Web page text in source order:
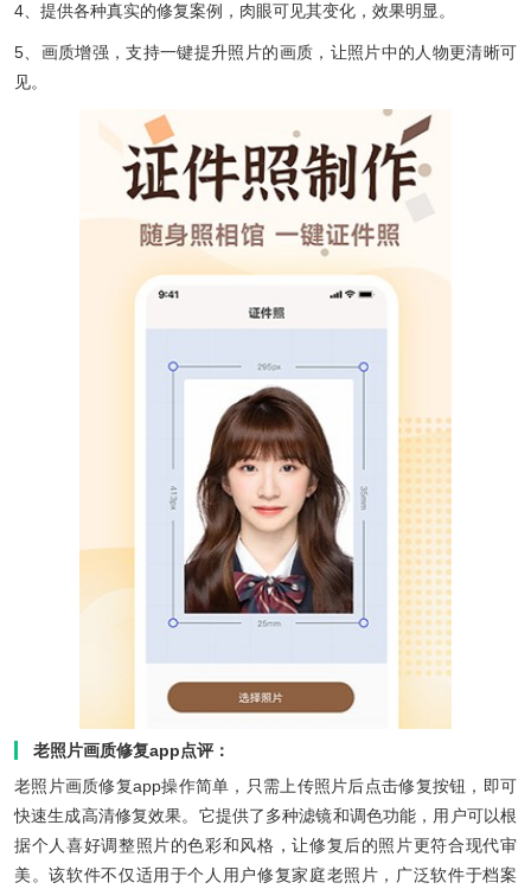
4、提供各种真实的修复案例，肉眼可见其变化，效果明显。
5、画质增强，支持一键提升照片的画质，让照片中的人物更清晰可
见。
老照片画质修复app点评：
老照片画质修复app操作简单，只需上传照片后点击修复按钮，即可
快速生成高清修复效果。它提供了多种滤镜和调色功能，用户可以根
据个人喜好调整照片的色彩和风格，让修复后的照片更符合现代审
美。该软件不仅适用于个人用户修复家庭老照片，广泛软件于档案